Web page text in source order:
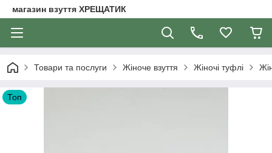
магазин взуття ХРЕЩАТИК
Товари та послуги Жіноче взуття Жіночі туфлі
Топ